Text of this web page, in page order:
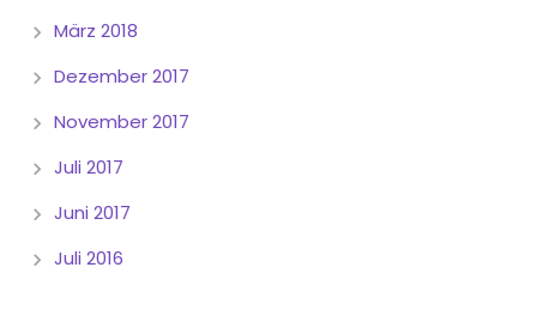
März 2018
Dezember 2017
November 2017
Juli 2017
Juni 2017
Juli 2016